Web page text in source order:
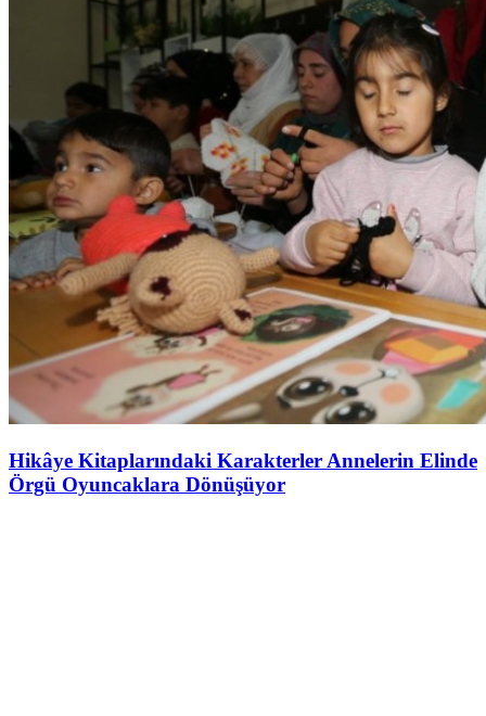
Hikâye Kitaplarındaki Karakterler Annelerin Elinde
Örgü Oyuncaklara Dönüşüyor